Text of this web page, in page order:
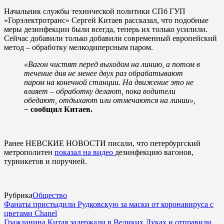
Начальник службы технической политики СПб ГУП
«Горэлектротранс» Сергей Китаев рассказал, что подобные
меры дезинфекции были всегда, теперь их только усилили.
Сейчас добавили только добавили современный европейский
метод – обработку мелкодиперсным паром.
«Вагон чистят перед выходом на линию, а потом в
течение дня не менее двух раз обрабатывают
паром на конечной станции. На движение это не
влияет – обработку делают, пока водители
обедают, отдыхают или отмечаются на линии»,
− сообщил Китаев.
Ранее НЕВСКИЕ НОВОСТИ писали, что петербургский
метрополитен показал на видео дезинфекцию вагонов,
турникетов и поручней.
РубрикаОбщество
Фанаты пристыдили Рудковскую за маски от коронавируса с
цветами Chanel
Гражданина Китая задержали в Великих Луках и отправили